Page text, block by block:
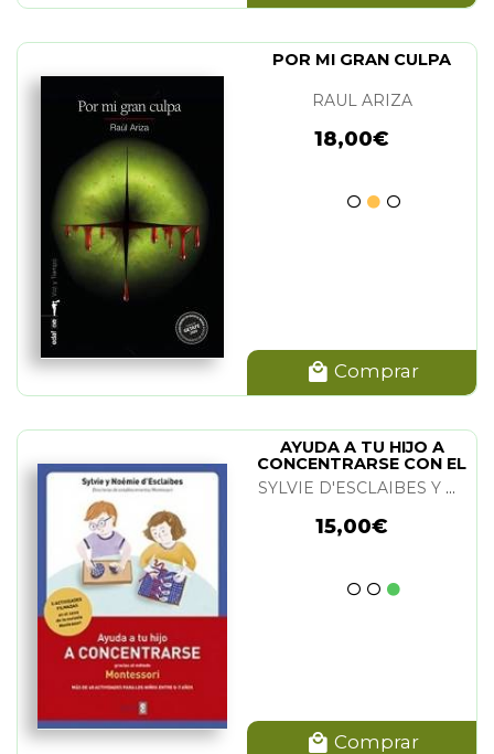
POR MI GRAN CULPA
RAUL ARIZA
18,00€
Comprar
AYUDA A TU HIJO A
CONCENTRARSE CON EL
METODO MONTESSORISYLVIE D'ESCLAIBES Y NOEMIE D'ESCLAIBES
15,00€
Comprar